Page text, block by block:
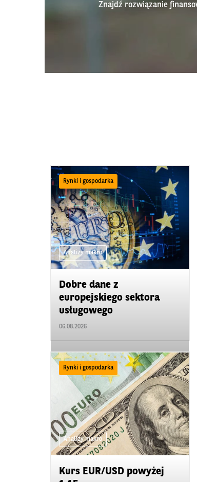
Znajdź rozwiązanie
Rynki i gospodarka
Analizy makro
Dobre dane z
europejskiego sektora
usługowego
06.08.2026
Rynki i gospodarka
Analizy makro
Kurs EUR/USD powyżej